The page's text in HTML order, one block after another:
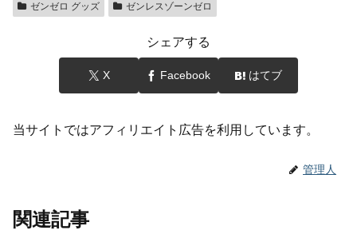
ゼンゼロ グッズ ゼンレスゾーンゼロ
シェアする
X Facebook はてブ
当サイトではアフィリエイト広告を利用しています。
管理人
関連記事